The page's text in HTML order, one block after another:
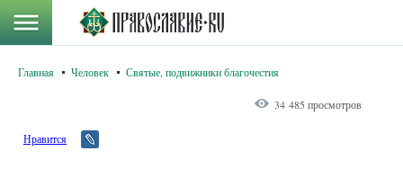
Главная Человек Святые, подвижники благочестия
34 485 просмотров
Нравится